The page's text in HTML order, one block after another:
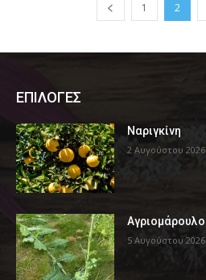
1 2
ΕΠΙΛΟΓΕΣ
Ναριγκίνη
2 Αυγούστου 2026
Αγριομάρουλο
5 Αυγούστου 2026